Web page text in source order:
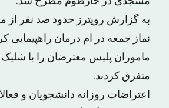
به گزارش رویترز حدود صد نفر از
نماز جمعه در ام درمان راهپیمایی
ماموران پلیس معترضان را با
متفرق کردند.
اعتراضات روزانه دانشجویان و